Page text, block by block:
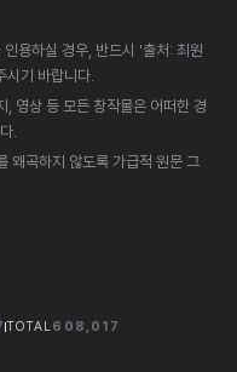
용하실 경우, 반드시 '출처: 최원
기 바랍니다.
, 영상 등 모든 창작물은 어떠한 경
.
왜곡하지 않도록 가급적 원문 그
TOTAL608,017